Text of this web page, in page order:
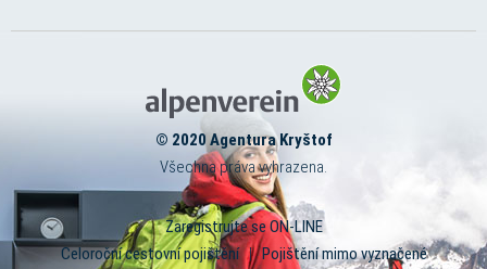
© 2020 Agentura Kryštof
Všechna práva vyhrazena.
Zaregistrujte se ON-LINE
Celoroční cestovní pojištění|Pojištění mimo vyznačené